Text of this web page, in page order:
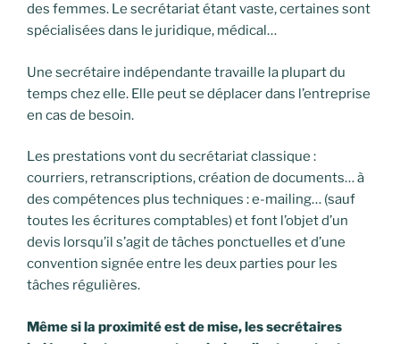
des femmes. Le secrétariat étant vaste, certaines sont
spécialisées dans le juridique, médical…
Une secrétaire indépendante travaille la plupart du
temps chez elle. Elle peut se déplacer dans l’entreprise
en cas de besoin.
Les prestations vont du secrétariat classique :
courriers, retranscriptions, création de documents… à
des compétences plus techniques : e-mailing… (sauf
toutes les écritures comptables) et font l’objet d’un
devis lorsqu’il s’agit de tâches ponctuelles et d’une
convention signée entre les deux parties pour les
tâches régulières.
Même si la proximité est de mise, les secrétaires